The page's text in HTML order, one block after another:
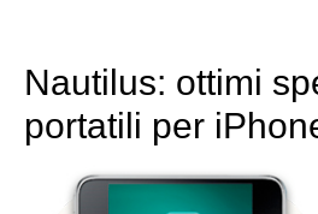
Nautilus: ottimi
portatili per